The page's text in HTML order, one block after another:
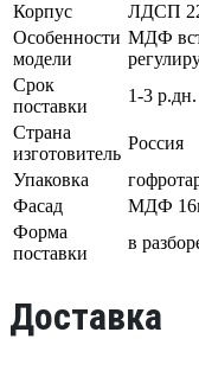
Корпус
ЛДСП
Особенности
модели
МДФ
Срок
поставки
1-3 р.дн.
Страна
изготовитель
Россия
Упаковка
Фасад
МДФ
Форма
поставки
в
Доставка